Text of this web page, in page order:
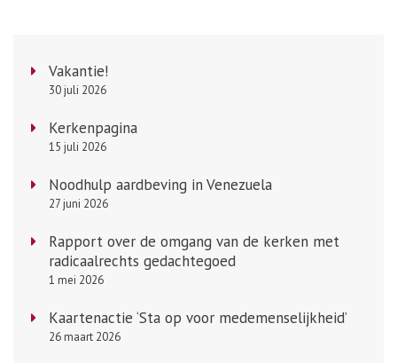
Vakantie!
30 juli 2026
Kerkenpagina
15 juli 2026
Noodhulp aardbeving in Venezuela
27 juni 2026
Rapport over de omgang van de kerken met
radicaalrechts gedachtegoed
1 mei 2026
Kaartenactie ‘Sta op voor medemenselijkheid’
26 maart 2026